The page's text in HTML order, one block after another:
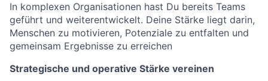
In komplexen Organisationen hast Du bereits Teams
geführt und weiterentwickelt. Deine Stärke liegt darin,
Menschen zu motivieren, Potenziale zu entfalten und
gemeinsam Ergebnisse zu erreichen
Strategische und operative Stärke vereinen